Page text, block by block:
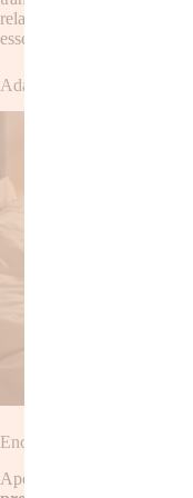
relaxar e recarregar as
essencial para cuidar dos
Adaptação e
Encontrando os momentos
Apesar dos desafios,